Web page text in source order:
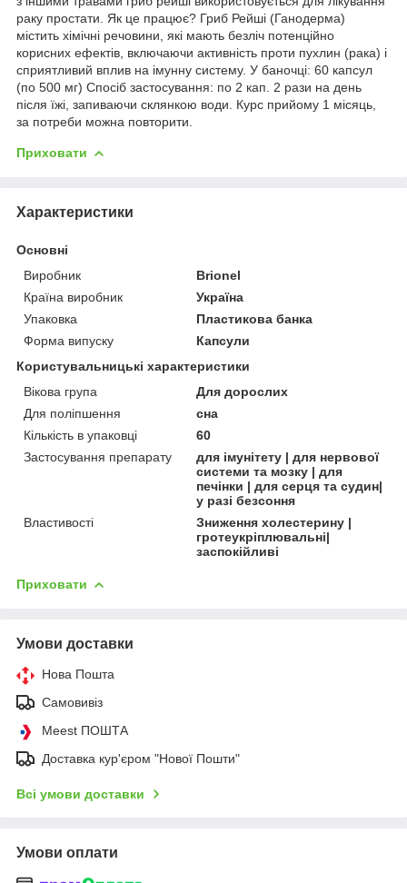
раку простати. Як це працює? Гриб Рейші (Ганодерма)
містить хімічні речовини, які мають безліч потенційно
корисних ефектів, включаючи активність проти пухлин (рака) і
сприятливий вплив на імунну систему. У баночці: 60 капсул
(по 500 мг) Спосіб застосування: по 2 кап. 2 рази на день
після їжі, запиваючи склянкою води. Курс прийому 1 місяць,
за потреби можна повторити.
Приховати
Характеристики
Основні
Виробник
Brionel
Країна виробник
Україна
Упаковка
Пластикова банка
Форма випуску
Капсули
Користувальницькі характеристики
Вікова група
Для дорослих
Для поліпшення
сна
Кількість в упаковці
60
Застосування препарату
для імунітету | для нервової
системи та мозку | для
печінки | для серця та судин|
у разі безсоння
Властивості
Зниження холестерину |
гротеукріплювальні|
заспокійливі
Приховати
Умови доставки
Нова Пошта
Самовивіз
Meest ПОШТА
Доставка кур'єром "Нової Пошти"
Всі умови доставки
Умови оплати